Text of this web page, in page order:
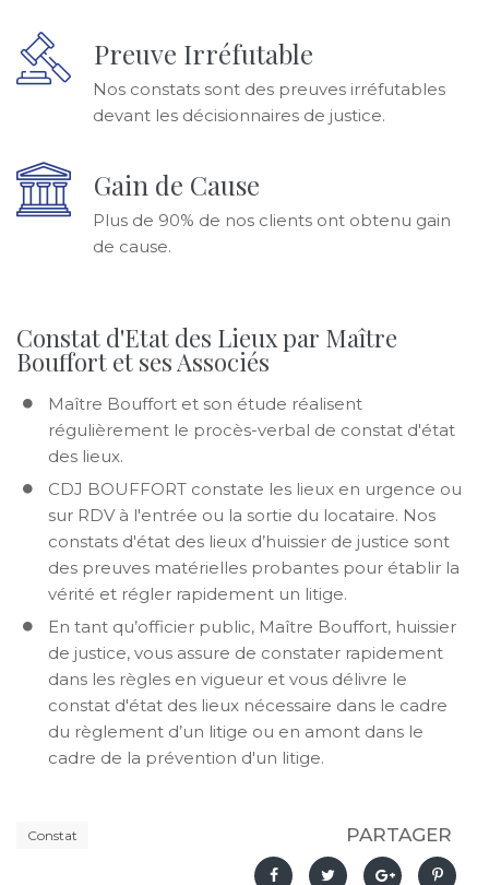
Preuve Irréfutable
Nos constats sont des preuves irréfutables
devant les décisionnaires de justice.
Gain de Cause
Plus de 90% de nos clients ont obtenu gain
de cause.
Constat d'Etat des Lieux par Maître
Bouffort et ses Associés
Maître Bouffort et son étude réalisent
régulièrement le procès-verbal de constat d'état
des lieux.
CDJ BOUFFORT constate les lieux en urgence ou
sur RDV à l'entrée ou la sortie du locataire. Nos
constats d'état des lieux d’huissier de justice sont
des preuves matérielles probantes pour établir la
vérité et régler rapidement un litige.
En tant qu’officier public, Maître Bouffort, huissier
de justice, vous assure de constater rapidement
dans les règles en vigueur et vous délivre le
constat d'état des lieux nécessaire dans le cadre
du règlement d’un litige ou en amont dans le
cadre de la prévention d'un litige.
Constat PARTAGER